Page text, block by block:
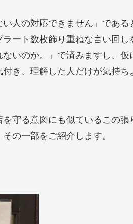
人の対応できません」であ
ート数枚飾り重ねな言い回
いのか。」で済みますし、
き、理解した人だけが気持
守る意図にも似ているこの
の一部をご紹介します。